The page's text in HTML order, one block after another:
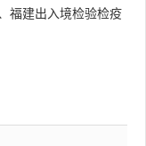
福建出入境检验检疫